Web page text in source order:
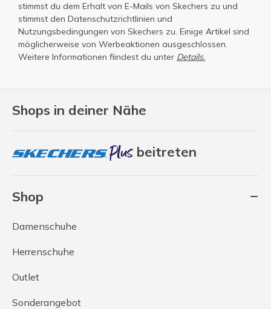
Shops in deiner Nähe
beitreten
Shop
Damenschuhe
Herrenschuhe
Outlet
Sonderangebot
stimmst du dem Erhalt von E-Mails von Skechers zu und
stimmst den Datenschutzrichtlinien und
Nutzungsbedingungen von Skechers zu. Einige Artikel sind
möglicherweise von Werbeaktionen ausgeschlossen.
Weitere Informationen fiindest du unter Details.